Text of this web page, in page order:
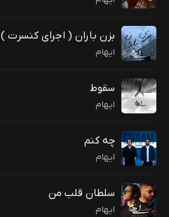
بزن باران ( اجرای کنسرت )
ایهام
سقوط
ایهام
چه کنم
ایهام
سلطان قلب من
ایهام